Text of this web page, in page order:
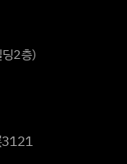
2층)